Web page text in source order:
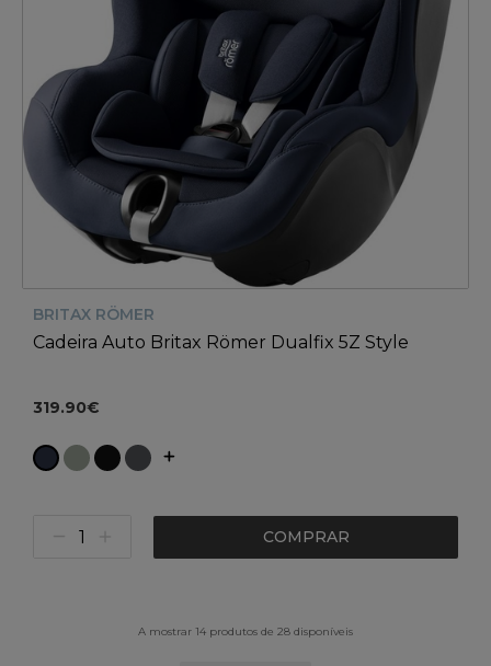
BRITAX RÖMER
Cadeira Auto Britax Römer Dualfix 5Z Style
319.90€
COMPRAR
A mostrar 14 produtos de 28 disponíveis